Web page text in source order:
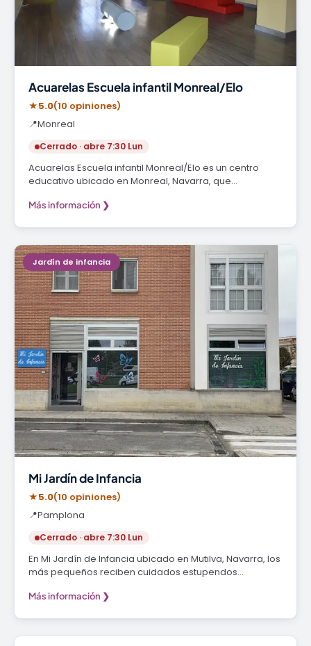
Acuarelas Escuela infantil Monreal/Elo
★5.0(10 opiniones)
📍Monreal
Cerrado · abre 7:30 Lun
Acuarelas Escuela infantil Monreal/Elo es un centro
educativo ubicado en Monreal, Navarra, que…
Más información ❯
Jardín de infancia
Mi Jardín de Infancia
★5.0(10 opiniones)
📍Pamplona
Cerrado · abre 7:30 Lun
En Mi Jardín de Infancia ubicado en Mutilva, Navarra, los
más pequeños reciben cuidados estupendos…
Más información ❯